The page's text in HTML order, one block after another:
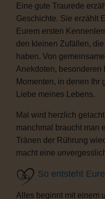
Eine gute Traurede
Geschichte. Sie erzählt
Eurem ersten
den kleinen Zufällen,
haben. Von
Anekdoten, besonderen
Momenten, in denen Ihr
Liebe meines Lebens.
Mal wird herzlich
manchmal braucht man
Tränen der Rührung
macht eine
So entsteht
Alles beginnt mit einem